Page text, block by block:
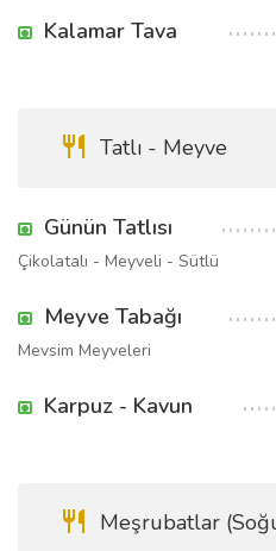
Kalamar Tava
Tatlı - Meyve
Günün Tatlısı
Çikolatalı - Meyveli - Sütlü
Meyve Tabağı
Mevsim Meyveleri
Karpuz - Kavun
Meşrubatlar